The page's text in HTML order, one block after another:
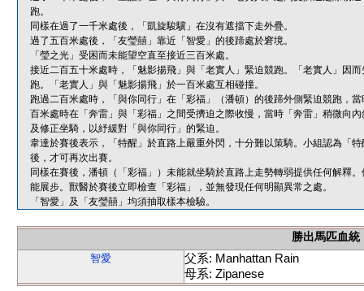
跑。
同樣在過了一千米處後，「凱旋駿驥」在沒有遮擋下走外疊。
過了五百米處後，「友瑩囍」靠近「智愛」的後蹄處於窘境。
「瑩之光」受困而未能望空直至接近三百米處。
接近二百五十米處時，「魅影揚飛」與「老實人」緊迫競跑。「老實人」因
跑。「老實人」與「魅影揚飛」於一百米處互相碰撞。
跑過二百米處時，「與你同行」在「彩福」（潘頓）的後蹄外側緊迫競跑，
百米處時在「奔雷」與「彩福」之間受擠迫之際收慢，當時「奔雷」稍微向
及修正坐騎，以紓緩對「與你同行」的緊迫。
韋達於賽後表示，「特醒」於直路上嚴重外閃，十分難以策騎。小組認為「
後，才可再次出賽。
同樣在賽後，潘頓（「彩福」）未能就坐騎於直路上走勢轉弱提供任何解釋
能展步。獸醫於賽後立即檢查「彩福」，並無發現任何明顯異常之處。
「智愛」及「友瑩囍」均須抽取樣本檢驗。
勝出馬匹血統
智愛
父系: Manhattan Rain
母系: Zipanese